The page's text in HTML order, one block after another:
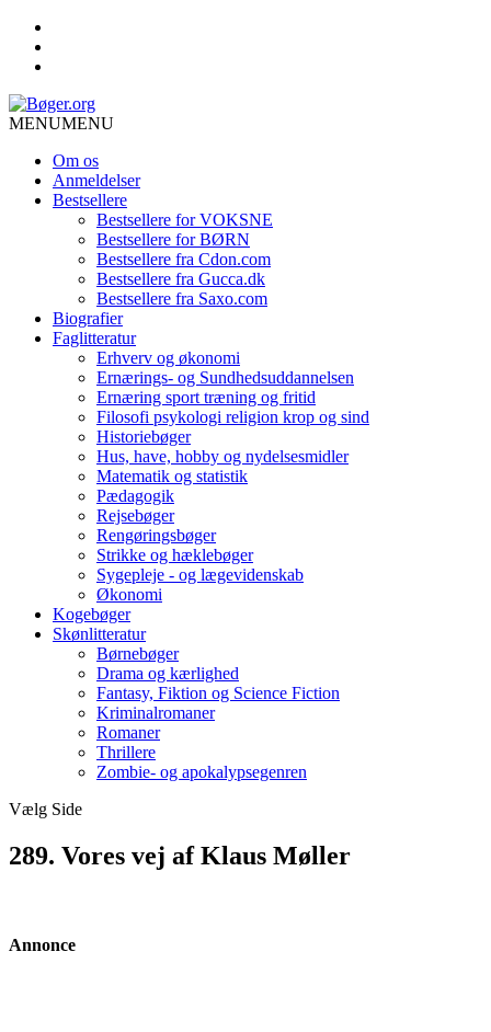
MENUMENU
Om os
Anmeldelser
Bestsellere
Bestsellere for VOKSNE
Bestsellere for BØRN
Bestsellere fra Cdon.com
Bestsellere fra Gucca.dk
Bestsellere fra Saxo.com
Biografier
Faglitteratur
Erhverv og økonomi
Ernærings- og Sundhedsuddannelsen
Ernæring sport træning og fritid
Filosofi psykologi religion krop og sind
Historiebøger
Hus, have, hobby og nydelsesmidler
Matematik og statistik
Pædagogik
Rejsebøger
Rengøringsbøger
Strikke og hæklebøger
Sygepleje - og lægevidenskab
Økonomi
Kogebøger
Skønlitteratur
Børnebøger
Drama og kærlighed
Fantasy, Fiktion og Science Fiction
Kriminalromaner
Romaner
Thrillere
Zombie- og apokalypsegenren
Vælg Side
289. Vores vej af Klaus Møller
Annonce